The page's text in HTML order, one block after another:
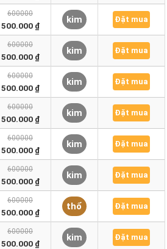
600000
500.000 ₫
kim Đặt mua
600000
500.000 ₫
kim Đặt mua
600000
500.000 ₫
kim Đặt mua
600000
500.000 ₫
kim Đặt mua
600000
500.000 ₫
kim Đặt mua
600000
500.000 ₫
kim Đặt mua
600000
500.000 ₫
thổ Đặt mua
600000
500.000 ₫
kim Đặt mua